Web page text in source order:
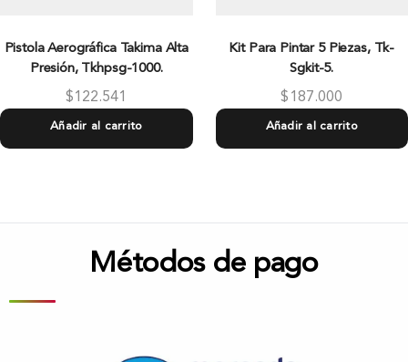
Pistola Aerográfica Takima Alta
Presión, Tkhpsg-1000.
$122.541
Añadir al carrito
Kit Para Pintar 5 Piezas, Tk-
Sgkit-5.
$ 187.000
Añadir al carrito
Métodos de pago